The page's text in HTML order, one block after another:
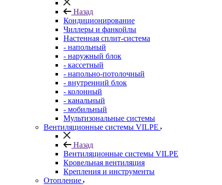
Назад
Кондиционирование
Чиллеры и фанкойлы
Настенная сплит-система
- напольный
- наружный блок
- кассетный
- напольно-потолочный
- внутренний блок
- колонный
- канальный
- мобильный
Мультизональные системы
Вентиляционные системы VILPE
Назад
Вентиляционные системы VILPE
Кровельная вентиляция
Крепления и инструменты
Отопление